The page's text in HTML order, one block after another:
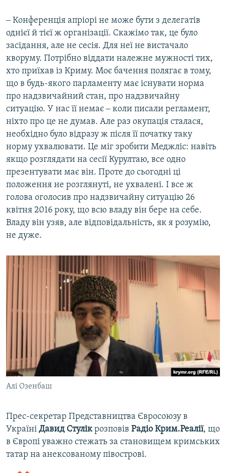
‒ Конференція апріорі не може бути з делегатів
однієї й тієї ж організації. Скажімо так, це було
засідання, але не сесія. Для неї не вистачало
кворуму. Потрібно віддати належне мужності тих,
хто приїхав із Криму. Моє бачення полягає в тому,
що в будь-якого парламенту має існувати норма
про надзвичайний стан, про надзвичайну
ситуацію. У нас її немає ‒ коли писали регламент,
ніхто про це не думав. Але раз окупація сталася,
необхідно було відразу ж після її початку таку
норму ухвалювати. Це міг зробити Меджліс: навіть
якщо розглядати на сесії Курултаю, все одно
презентувати має він. Проте до сьогодні ці
положення не розглянуті, не ухвалені. І все ж
голова оголосив про надзвичайну ситуацію 26
квітня 2016 року, що всю владу він бере на себе.
Владу він узяв, але відповідальність, як я розумію,
не дуже.
Алі Озенбаш
Прес-секретар Представництва Євросоюзу в
Україні Давид Стулікрозповів Радіо Крим.Реалії, що
в Європі уважно стежать за становищем кримських
татар на анексованому півострові.